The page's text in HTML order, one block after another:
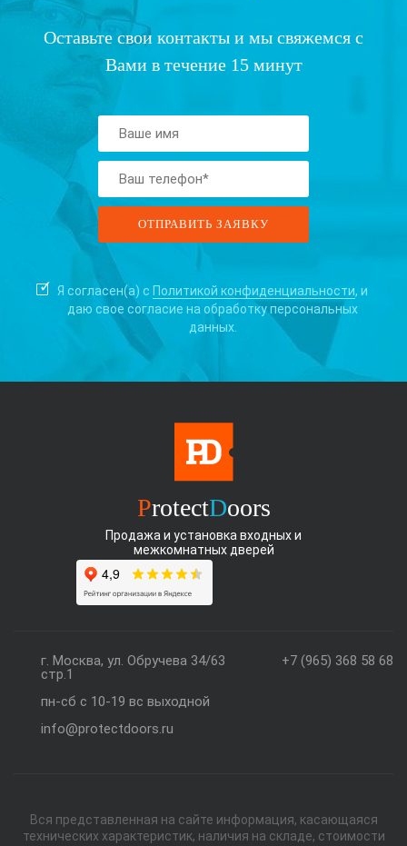
Оставьте свои контакты и мы свяжемся с
Вами в течение 15 минут
Я согласен(а) с Политикой конфиденциальности, и
даю свое согласие на обработку персональных
данных.
ProtectDoors
Продажа и установка входных и
межкомнатных дверей
+7 (965) 368 58 68
г. Москва, ул. Обручева 34/63
стр.1
пн-сб с 10-19 вс выходной
info@protectdoors.ru
Вся представленная на сайте информация, касающаяся
технических характеристик, наличия на складе, стоимости